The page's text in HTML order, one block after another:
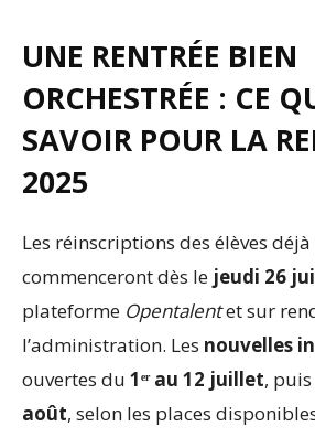
UNE RENTRÉE BIEN
ORCHESTRÉE : CE
SAVOIR POUR LA
2025
Les réinscriptions des élèves déjà
commenceront dès le jeudi 26
plateforme Opentalentet sur
l’administration. Les nouvelles
ouvertes du 1ᵉʳ au 12 juillet,
août, selon les places